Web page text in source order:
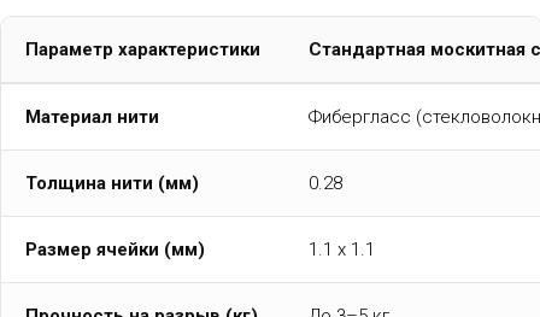
Параметр характеристики Стандартная москитная
Материал нити Фибергласс
Толщина нити (мм) 0.28
Размер ячейки (мм) 1.1 х 1.1